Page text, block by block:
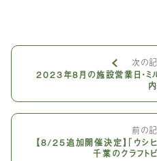
次の
2023年8月の施設営業日・ミ
内
前の
【8/25追加開催決定】「ウシ
千葉のクラフト